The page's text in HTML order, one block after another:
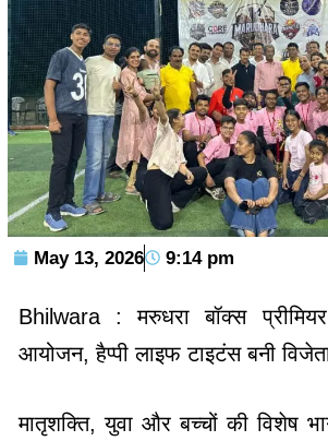
May 13, 2026 9:14 pm
Bhilwara : मरुधरा बॉक्स
आयोजन, हैप्पी लाइफ टाइटंस बनी
मातृशक्ति, युवा और बच्चों की विशेष